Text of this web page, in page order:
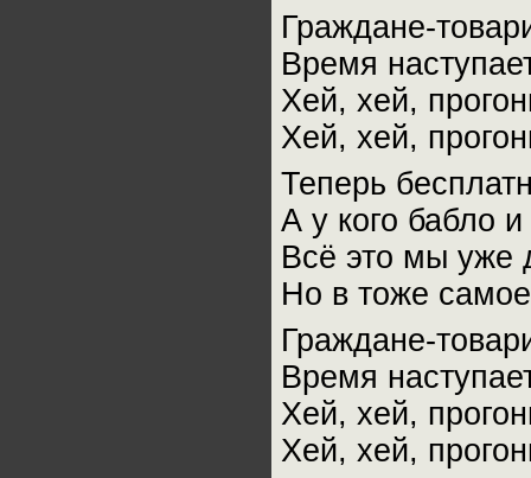
Граждане-
Время
Хей, хей,
Хей, хей,
Теперь
А у кого бабло
Всё это мы уже
Но в тоже
Граждане-
Время
Хей, хей,
Хей, хей,